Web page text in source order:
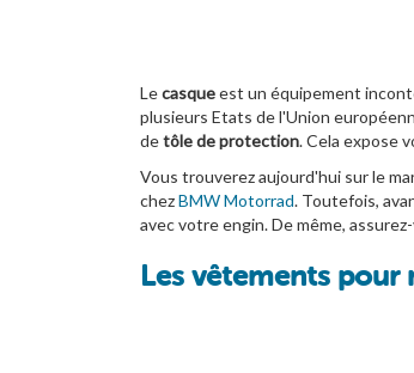
Lecasqueest un équipement
plusieurs Etats de l'Union
detôle de protection. Cela expose
Vous trouverez aujourd'hui sur le
chezBMW Motorrad. Toutefois,
avec votre engin. De même,
Les vêtements pour